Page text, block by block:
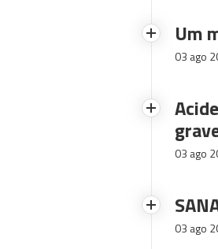
Um
03 ago
03 ago
03 ago